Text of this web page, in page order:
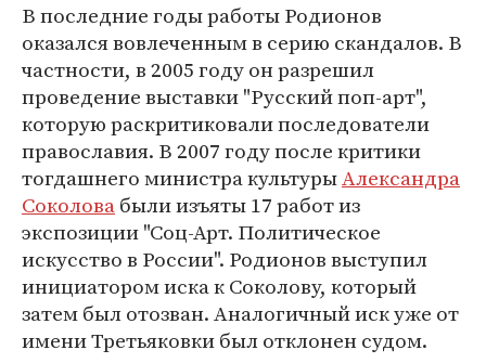
В последние годы работы Родионов
оказался вовлеченным в серию скандалов. В
частности, в 2005 году он разрешил
проведение выставки "Русский поп-арт",
которую раскритиковали последователи
православия. В 2007 году после критики
тогдашнего министра культурыАлександра
Соколовабыли изъяты 17 работ из
экспозиции "Соц-Арт. Политическое
искусство в России". Родионов выступил
инициатором иска к Соколову, который
затем был отозван. Аналогичный иск уже от
имени Третьяковки был отклонен судом.